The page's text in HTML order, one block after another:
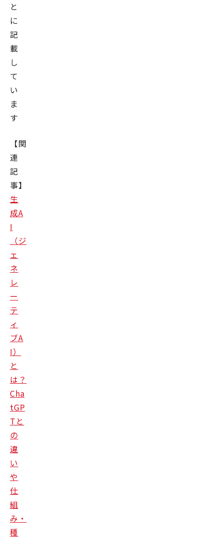
と
に
記
載
し
て
い
ま
す
【関
連
記
事】
生
成A
I
（ジ
ェ
ネ
レ
ー
テ
ィ
ブA
I）
と
は？
Cha
tGP
Tと
の
違
い
や
仕
組
み・
種